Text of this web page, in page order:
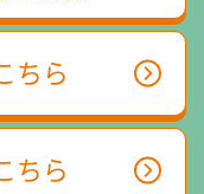
ちら
ちら